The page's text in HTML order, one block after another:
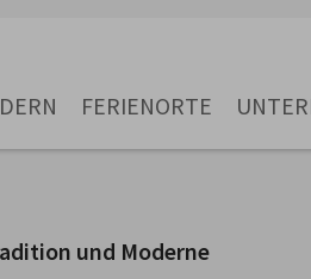
FERIENORTE
und Moderne